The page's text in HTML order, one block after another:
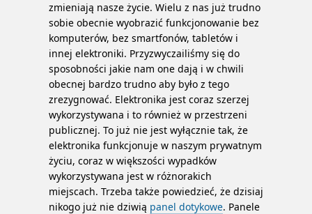
zmieniają nasze życie. Wielu z nas już trudno
sobie obecnie wyobrazić funkcjonowanie bez
komputerów, bez smartfonów, tabletów i
innej elektroniki. Przyzwyczailiśmy się do
sposobności jakie nam one dają i w chwili
obecnej bardzo trudno aby było z tego
zrezygnować. Elektronika jest coraz szerzej
wykorzystywana i to również w przestrzeni
publicznej. To już nie jest wyłącznie tak, że
elektronika funkcjonuje w naszym prywatnym
życiu, coraz w większości wypadków
wykorzystywana jest w różnorakich
miejscach. Trzeba także powiedzieć, że dzisiaj
nikogo już nie dziwią panel dotykowe. Panele